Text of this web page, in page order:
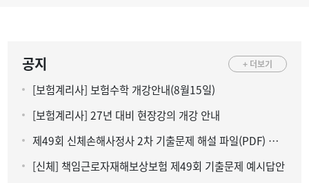
공지 + 더보기
[보험계리사] 보험수학 개강안내(8월15일)
[보험계리사] 27년 대비 현장강의 개강 안내
제49회 신체손해사정사 2차 기출문제 해설 파일(PDF) 다운로드
[신체] 책임근로자재해보상보험 제49회 기출문제 예시답안